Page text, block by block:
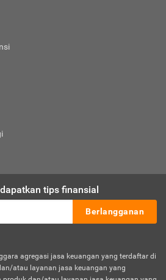
tips finansial
Berlangganan
agregasi jasa keuangan yang terdaftar di
atau layanan jasa keuangan yang